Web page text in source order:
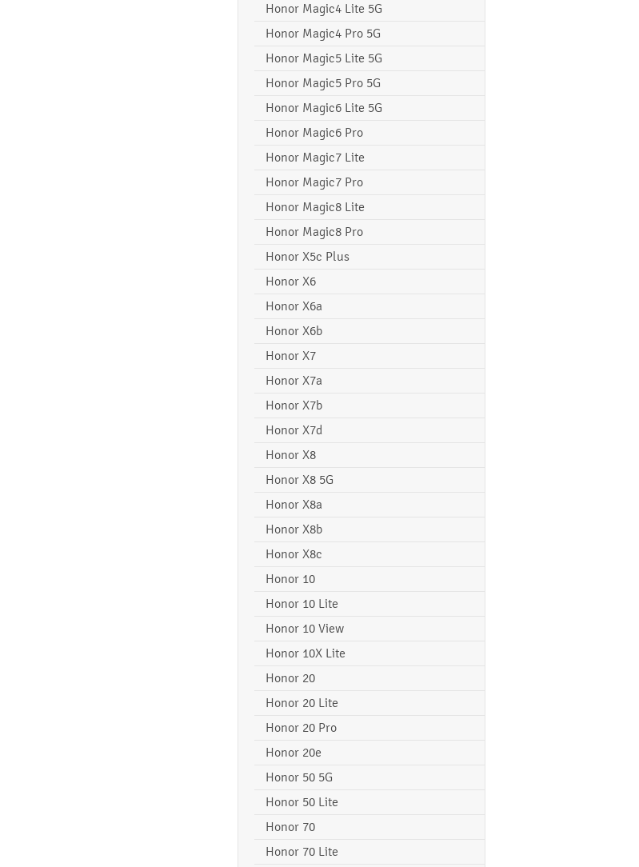
Honor Magic4 Lite 5G
Honor Magic4 Pro 5G
Honor Magic5 Lite 5G
Honor Magic5 Pro 5G
Honor Magic6 Lite 5G
Honor Magic6 Pro
Honor Magic7 Lite
Honor Magic7 Pro
Honor Magic8 Lite
Honor Magic8 Pro
Honor X5c Plus
Honor X6
Honor X6a
Honor X6b
Honor X7
Honor X7a
Honor X7b
Honor X7d
Honor X8
Honor X8 5G
Honor X8a
Honor X8b
Honor X8c
Honor 10
Honor 10 Lite
Honor 10 View
Honor 10X Lite
Honor 20
Honor 20 Lite
Honor 20 Pro
Honor 20e
Honor 50 5G
Honor 50 Lite
Honor 70
Honor 70 Lite